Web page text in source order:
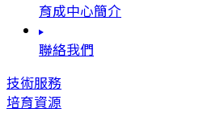
育成中心簡介
聯絡我們
技術服務
培育資源